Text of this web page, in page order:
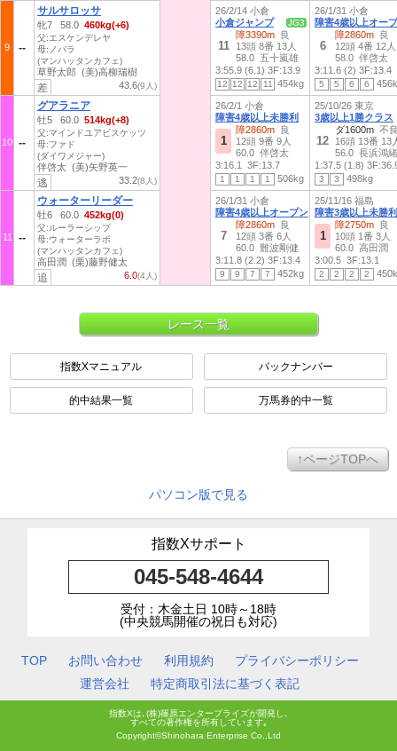
9
サルサロッサ
牝7 58.0 460kg(+6)
父:エスケンデレヤ
母:ノバラ
(マンハッタンカフェ)
草野太郎 (美)高柳瑞樹
43.6(9人)
差
10
グアラニア
牡5 60.0 514kg(+8)
父:マインドユアビスケッツ
母:ファド
(ダイワメジャー)
伴啓太 (美)矢野英一
33.2(8人)
逃
11
ウォーターリーダー
牡6 60.0 452kg(0)
父:ルーラーシップ
母:ウォーターラボ
(マンハッタンカフェ)
高田潤 (栗)藤野健太
6.0(4人)
追
26/2/14 小倉
小倉ジャンプ
JG3
11
障3390m 良
13頭 8番 13人
58.0 五十嵐雄
3:55.9 (6.1) 3F:13.9
12 12 12 11 454kg
26/1/31 小倉
障害4歳以上オー
6
障2860m 良
12頭 4番 12人
58.0 伴啓太
3:11.6 (2) 3F:13.4
5 5 6 6
26/2/1 小倉
障害4歳以上未勝利
1
障2860m 良
12頭 9番 9人
60.0 伴啓太
3:16.1
3F:13.7
1 1 1 1 506kg
25/10/26 東京
3歳以上1勝クラス
12
ダ1600m 不
16頭 13番 13
56.0 長浜鴻緒
1:37.5 (1.8)
3 3 498kg
26/1/31 小倉
障害4歳以上オープン
7
障2860m 良
12頭 3番 6人
60.0 難波剛健
3:11.8 (2.2) 3F:13.4
9 9 7 7 452kg
25/11/16 福島
障害3歳以上未勝利
1
障2750m 良
10頭 1番 3人
60.0 高田潤
3:00.5 3F:13.1
2 2 2 2
レース一覧
指数Xマニュアル バックナンバー
的中結果一覧 万馬券的中一覧
↑ページTOPへ
パソコン版で見る
指数Xサポート
045-548-4644
受付：木金土日 10時～18時
(中央競馬開催の祝日も対応)
TOP お問い合わせ 利用規約
プライバシーポリシー
運営会社
特定商取引法に基づく表記
指数Xは､(株)篠原エンタープライズが開発し､
すべての著作権を所有しています｡
Copyright©Shinohara Enterprise Co.,Ltd